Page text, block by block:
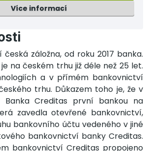
Více informací
česká záložna, od roku 2017 banka.
na českém trhu již déle než 25 let.
a v přímém bankovnictví
trhu. Důkazem toho je, že v
Banka Creditas první bankou na
zavedla otevřené bankovnictví,
bankovního účtu vedeného v jiné
bankovnictví banky Creditas.
bankovnictví Creditas propojeno